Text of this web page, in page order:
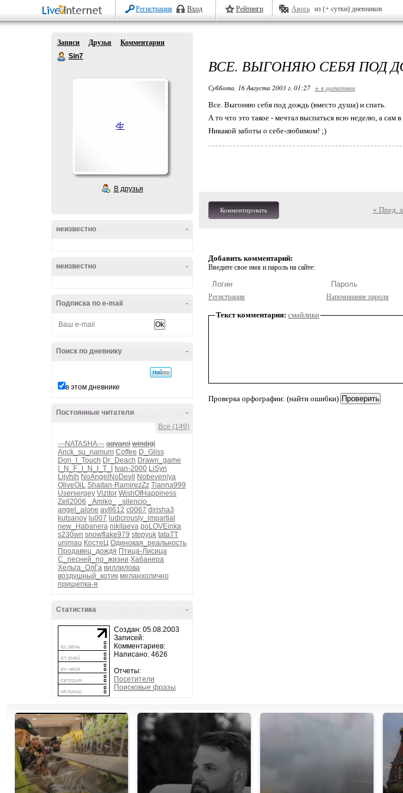
Регистрация Вход Рейтинги Авось из (+ сутки) дневников
Записи Друзья
Комментарии
Sin7
В друзья
-
неизвестно
-
неизвестно
-
Подписка по e-mail
-
Поиск по дневнику
в этом дневнике
-
Постоянные читатели
Все (149)
---NATASHA--- aqvarel windigl
Anck_su_namum Coffee D_Gliss
Don_t_Touch Dr_Deach Drawn_game
I_N_F_I_N_I_T_I
Ivan-2000 LiSyn
Lijvhih NoAngelNoDevil
Nobeveniya
OliveOiL Shaitan-RamirezZz Tianna999
Usersergey Vizitor WishOfHappiness
Zell2006
_Amiko_
_silencio_
angel_alone av8612 c0067 dirisha3
kutsanov lu007 ludicrously_impartial
new_Habanera nikitaeva poLOVEinka
s230wn snowflake979 stepyuk tataTT
unimau КостеЦ Одинокая_реальность
Продавец_дождя Птица-Лисица
С_песней_по_жизни Хабанера
Хельга_ОлГа виллилова
воздушный_котик меланхолично
прищепка-я
-
Статистика
Создан: 05.08.2003
Записей:
Комментариев:
Написано: 4626
Отчеты:
Посетители
Поисковые фразы
ВСЕ. ВЫГОНЯЮ СЕБЯ ПОД
Суббота, 16 Августа 2003 г. 01:27 + в цитатник
Все. Выгоняю себя под дождь (вместо душа) и спать.
А то что это такое - мечтал выспаться всю неделю, а сам
Никакой заботы о себе-любимом! ;)
Комментировать « Пред.
Добавить комментарий:
Введите свое имя и пароль на сайте:
Регистрация Напоминание пароля
Текст комментария: смайлики
Проверка орфографии: (найти ошибки)